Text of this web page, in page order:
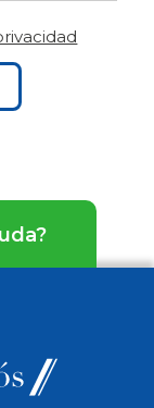
de Carácter
así como del
en AVDA.